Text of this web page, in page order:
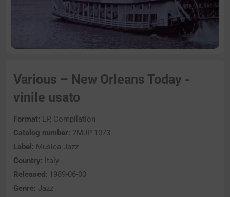
Various – New Orleans Today -
vinile usato
Format: LP, Compilation
Catalog number: 2MJP 1073
Label: Musica Jazz
Country: Italy
Released: 1989-06-00
Genre: Jazz